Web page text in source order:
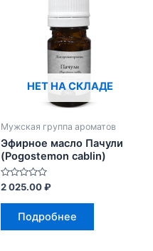
НЕТ НА СКЛАДЕ
Мужская группа ароматов
Эфирное масло Пачули
(Pogostemon cablin)
Оценка
0
из
2 025.00₽
Подробнее